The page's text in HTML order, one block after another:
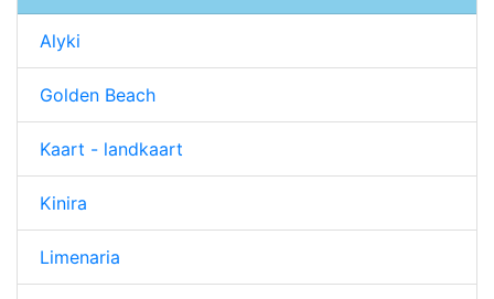
Alyki
Golden Beach
Kaart - landkaart
Kinira
Limenaria